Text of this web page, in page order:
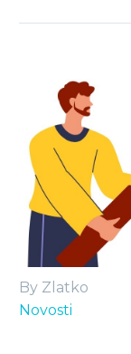
By Zlatko
Novosti